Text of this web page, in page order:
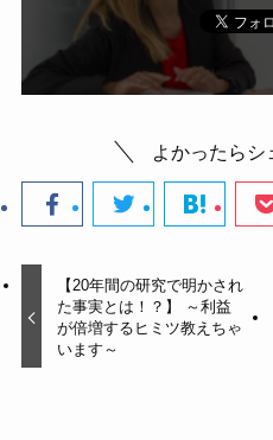
よかったらシ
【20年間の研究で明かされ
た事実とは！？】 ～利益
が倍増するヒミツ教えちゃ
います～